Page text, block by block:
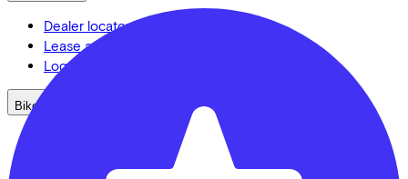
Dealer locator
Lease a bike? Calculate your costs
Login
Bike brands